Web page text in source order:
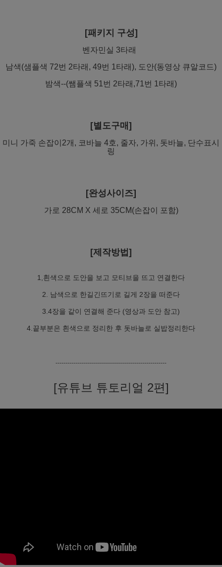
[패키지 구성]
벤자민실 3타래
남색(샘플색 72번 2타래, 49번 1타래), 도안(동영상 큐알코드)
밤색--(쌤플색 51번 2타래,71번 1타래)
[별도구매]
미니 가죽 손잡이2개, 코바늘 4호, 줄자, 가위, 돗바늘, 단수표시
링
[완성사이즈]
가로 28CM X 세로 35CM(손잡이 포함)
[제작방법]
1,흰색으로 도안을 보고 모티브을 뜨고 연결한다
2. 남색으로 한길긴뜨기로 길게 2장을 떠준다
3.4장을 같이 연결해 준다 (영상과 도안 참고)
4.끝부분은 흰색으로 정리한 후 돗바늘로 실밥정리한다
--------------------------------------------------------
[유튜브 튜토리얼 2편]